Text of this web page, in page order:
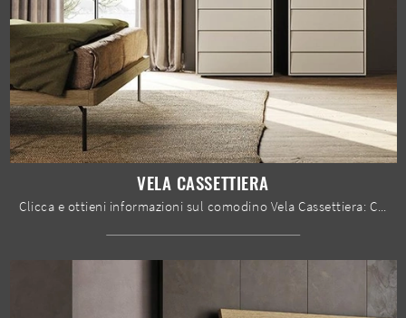
VELA CASSETTIERA
Clicca e ottieni informazioni sul comodino Vela Cassettiera: Comodini e cassettiere di Mobilgam sono ideali per spazi moderni.